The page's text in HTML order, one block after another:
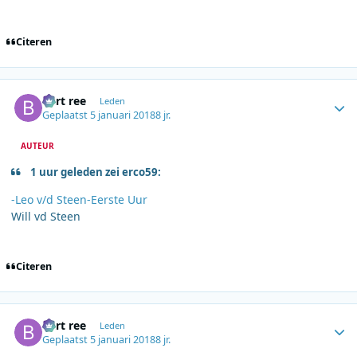
Citeren
bert ree Leden
Geplaatst 5 januari 20188 jr.
AUTEUR
1 uur geleden zei erco59:
-Leo v/d Steen-Eerste Uur
Will vd Steen
Citeren
bert ree Leden
Geplaatst 5 januari 20188 jr.